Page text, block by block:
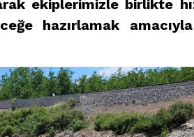
ekiplerimizle birlikte
hazırlamak amacıyla